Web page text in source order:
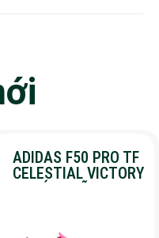
ADIDAS F50 PRO TF
CELESTIAL VICTORY
– CHÍNH HÃNG –